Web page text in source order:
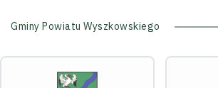
Gminy Powiatu Wyszkowskiego